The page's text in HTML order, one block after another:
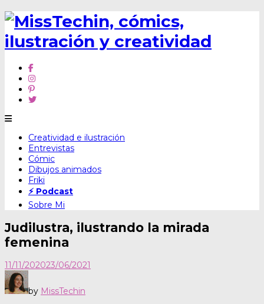
Skip
content
Creatividad e ilustración
Entrevistas
Cómic
Dibujos animados
Friki
⚡ Podcast
Sobre Mi
Judilustra, ilustrando la mirada
femenina
11/11/202023/06/2021
by MissTechin